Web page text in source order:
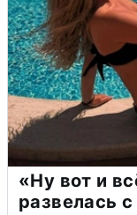
«Ну вот и
развелась